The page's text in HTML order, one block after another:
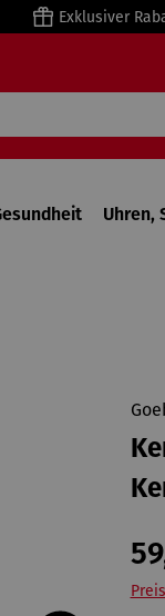
Exklusiver
Uhren,